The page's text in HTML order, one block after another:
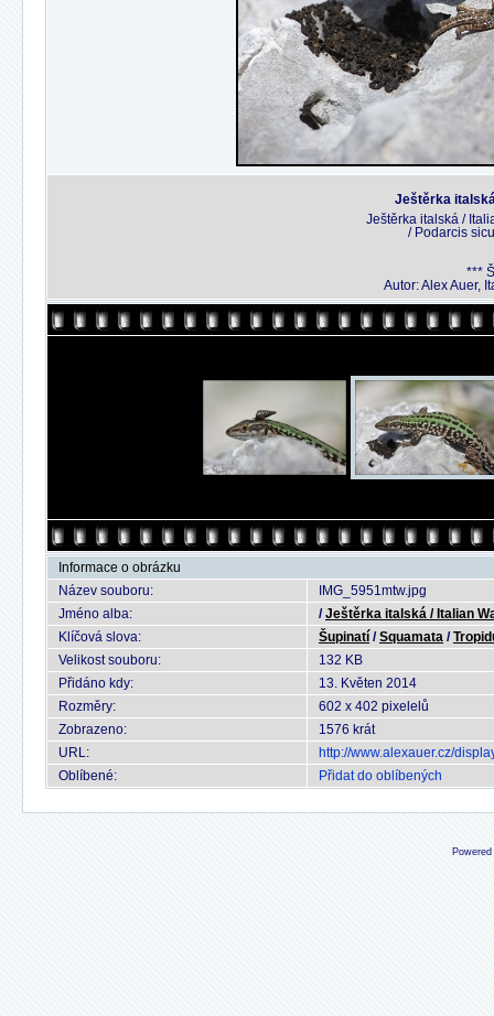
Ještěrka
Ještěrka italská /
/ Podarcis
***
Autor: Alex Auer,
Informace o obrázku
Název souboru:
IMG_5951mtw.jpg
Jméno alba:
/Ještěrka italská / Italian
Klíčová slova:
Šupinatí /Squamata /
Velikost souboru:
132 KB
Přidáno kdy:
13. Květen 2014
Rozměry:
602 x 402 pixelelů
Zobrazeno:
1576 krát
URL:
http://www.alexauer.cz/
Oblíbené:
Přidat do oblíbených